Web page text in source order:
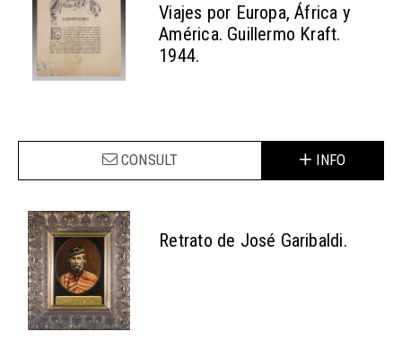
Viajes por Europa, África y
América. Guillermo Kraft.
1944.
CONSULT INFO
Retrato de José Garibaldi.